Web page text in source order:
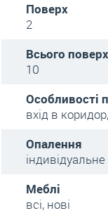
Поверх
2
Всього
10
Особливості
вхід в
Опалення
індивідуальне
Меблі
всі, нові